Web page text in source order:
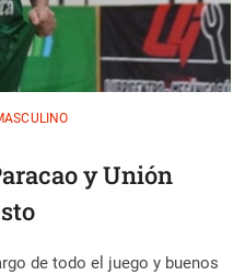
y Unión
de todo el juego y buenos